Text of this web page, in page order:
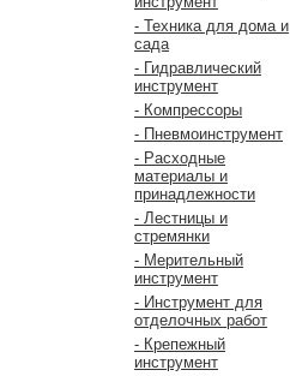
- Техника для дома и
сада
- Гидравлический
инструмент
- Компрессоры
- Пневмоинструмент
- Расходные
материалы и
принадлежности
- Лестницы и
стремянки
- Мерительный
инструмент
- Инструмент для
отделочных работ
- Крепежный
инструмент